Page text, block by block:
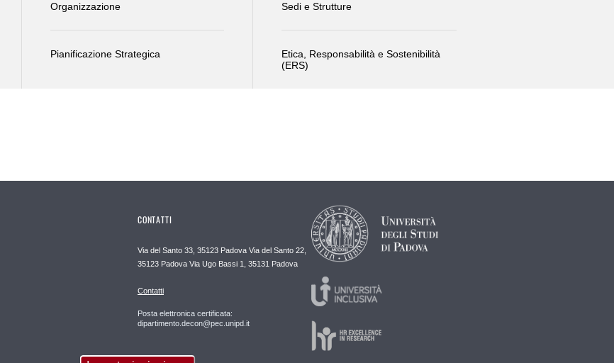
Organizzazione Sedi e Strutture
Pianificazione Strategica
Etica, Responsabilità e Sostenibilità
(ERS)
CONTATTI
Via del Santo 33, 35123 Padova Via del Santo 22,
35123 Padova Via Ugo Bassi 1, 35131 Padova
Contatti
Posta elettronica certificata:
dipartimento.decon@pec.unipd.it